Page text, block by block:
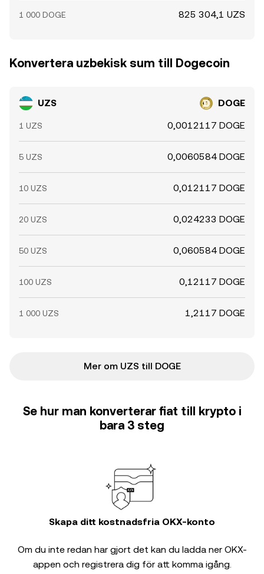
1 000 DOGE 825 304,1 UZS
Konvertera uzbekisk sum till Dogecoin
UZS DOGE
1 UZS 0,0012117 DOGE
5 UZS 0,0060584 DOGE
10 UZS 0,012117 DOGE
20 UZS 0,024233 DOGE
50 UZS 0,060584 DOGE
100 UZS 0,12117 DOGE
1 000 UZS 1,2117 DOGE
Mer om UZS till DOGE
Se hur man konverterar fiat till krypto i
bara 3 steg
Skapa ditt kostnadsfria OKX-konto
Om du inte redan har gjort det kan du ladda ner OKX-
appen och registrera dig för att komma igång.